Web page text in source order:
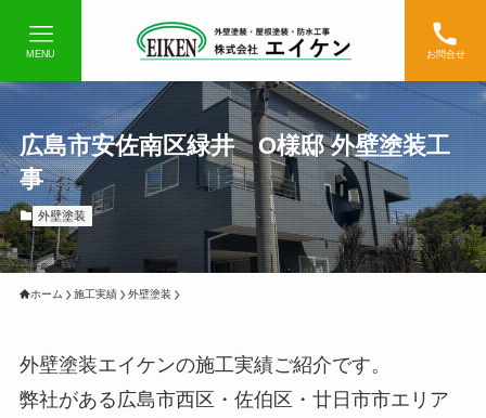
お問合せ
MENU
広島市安佐南区緑井 O様邸 外壁塗装工
事
外壁塗装
ホーム 施工実績 外壁塗装
外壁塗装エイケンの施工実績ご紹介です。
弊社がある広島市西区・佐伯区・廿日市市エリア